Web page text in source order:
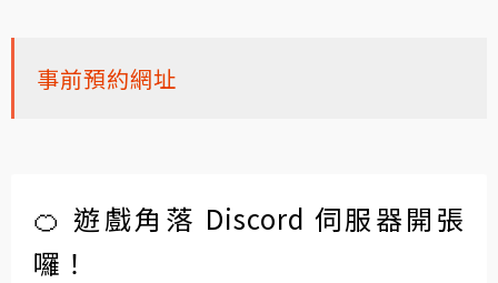
事前預約網址
🍊 遊戲角落 Discord 伺服器開張
囉！